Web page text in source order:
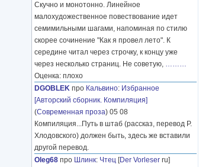
Скучно и монотонно. Линейное
малохудожественное повествование идет
семимильными шагами, напоминая по стилю
скорее сочинение "Как я провел лето". К
середине читал через строчку, к концу уже
через несколько страниц. Не советую, ………
Оценка: плохо
DGOBLEK про Кальвино: Избранное
[Авторский сборник. Компиляция]
(Современная проза) 05 08
Компиляция...Путь в штаб (рассказ, перевод Р.
Хлодовского) должен быть, здесь же вставили
другой перевод.
Oleg68 про Шлинк: Чтец [Der Vorleser ru]